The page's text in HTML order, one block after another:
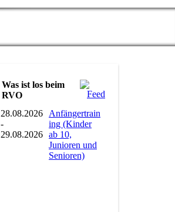
Was ist los beim
RVO
28.08.2026
-
29.08.2026
Anfängertrain
ing (Kinder
ab 10,
Junioren und
Senioren)